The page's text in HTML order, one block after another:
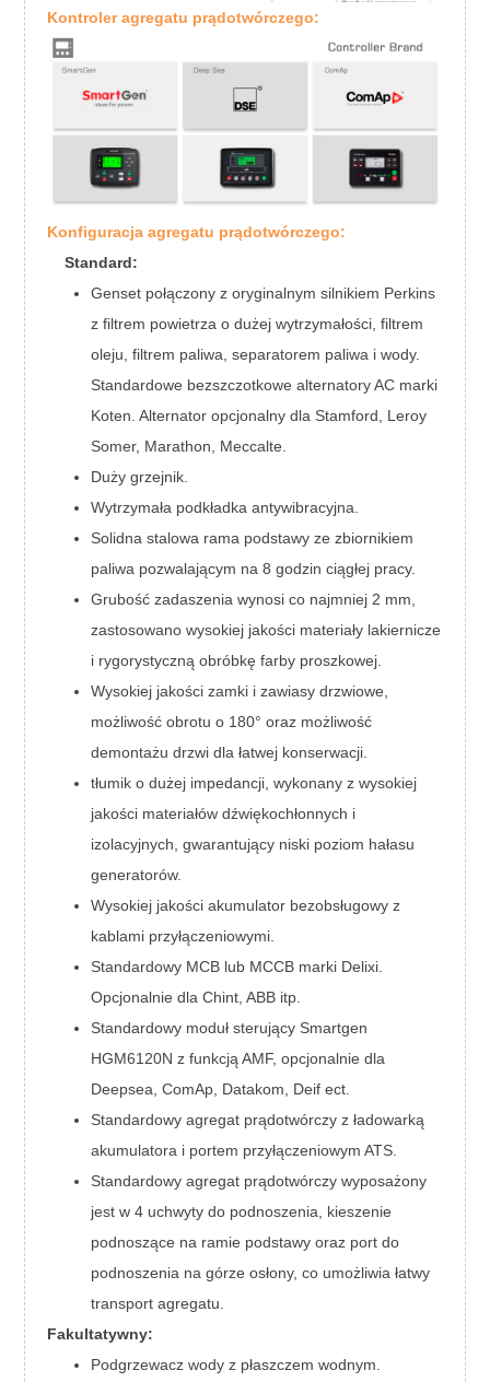
Prędkość znamionowa
Uruchom silnik
alternatora
Marka alternatora
Faza
Woltaż
Typ okablowania
Częstotliwość
Regulacja napięcia
Stopień izolacji
Wysokość
Kontroler agregatu prądotwórczego:
Konfiguracja agregatu prądotwórczego:
Standard:
Genset połączony z oryginalnym silnikiem Perkins
z filtrem powietrza o dużej wytrzymałości, filtrem
oleju, filtrem paliwa, separatorem paliwa i wody.
Standardowe bezszczotkowe alternatory AC marki
Koten. Alternator opcjonalny dla Stamford, Leroy
Somer, Marathon, Meccalte.
Duży grzejnik.
Wytrzymała podkładka antywibracyjna.
Solidna stalowa rama podstawy ze zbiornikiem
paliwa pozwalającym na 8 godzin ciągłej pracy.
Grubość zadaszenia wynosi co najmniej 2 mm,
zastosowano wysokiej jakości materiały lakiernicze
i rygorystyczną obróbkę farby proszkowej.
Wysokiej jakości zamki i zawiasy drzwiowe,
możliwość obrotu o 180° oraz możliwość
demontażu drzwi dla łatwej konserwacji.
tłumik o dużej impedancji, wykonany z wysokiej
jakości materiałów dźwiękochłonnych i
izolacyjnych, gwarantujący niski poziom hałasu
generatorów.
Wysokiej jakości akumulator bezobsługowy z
kablami przyłączeniowymi.
Standardowy MCB lub MCCB marki Delixi.
Opcjonalnie dla Chint, ABB itp.
Standardowy moduł sterujący Smartgen
HGM6120N z funkcją AMF, opcjonalnie dla
Deepsea, ComAp, Datakom, Deif ect.
Standardowy agregat prądotwórczy z ładowarką
akumulatora i portem przyłączeniowym ATS.
Standardowy agregat prądotwórczy wyposażony
jest w 4 uchwyty do podnoszenia, kieszenie
podnoszące na ramie podstawy oraz port do
podnoszenia na górze osłony, co umożliwia łatwy
transport agregatu.
Fakultatywny:
Podgrzewacz wody z płaszczem wodnym.